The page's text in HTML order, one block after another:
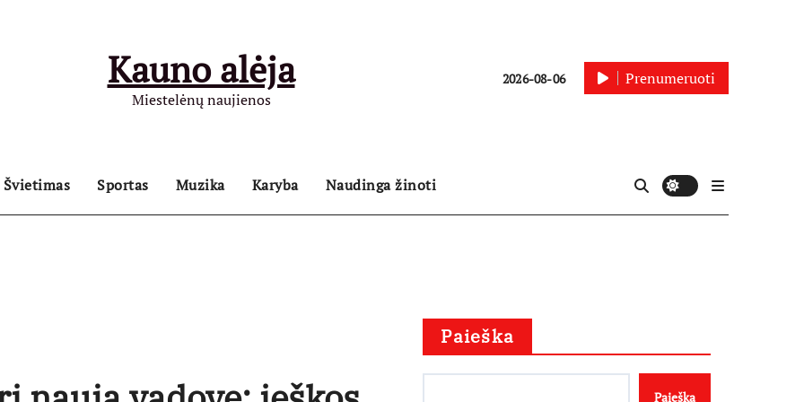
Kauno alėja
Miestelėnų naujienos
2026-08-06 Prenumeruoti
Švietimas Sportas Muzika Karyba Naudinga žinoti
Paieška
Paieška